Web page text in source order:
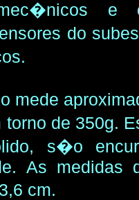
mec�nicos
do
mede
torno de 350g.
s�o
As medidas
cm.